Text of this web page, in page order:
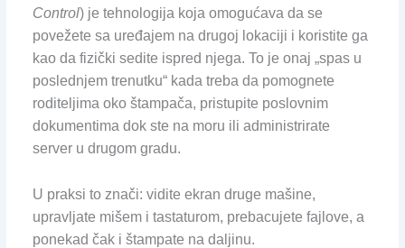
Control) je tehnologija koja omogućava da se
povežete sa uređajem na drugoj lokaciji i koristite ga
kao da fizički sedite ispred njega. To je onaj „spas u
poslednjem trenutku“ kada treba da pomognete
roditeljima oko štampača, pristupite poslovnim
dokumentima dok ste na moru ili administrirate
server u drugom gradu.
U praksi to znači: vidite ekran druge mašine,
upravljate mišem i tastaturom, prebacujete fajlove, a
ponekad čak i štampate na daljinu.